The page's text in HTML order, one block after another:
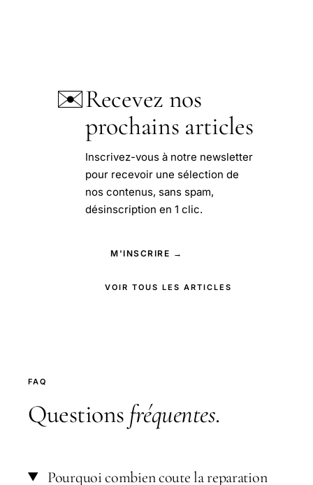
✉️Recevez nos
prochains articles
Inscrivez-vous à notre newsletter
pour recevoir une sélection de
nos contenus, sans spam,
désinscription en 1 clic.
M'INSCRIRE →
VOIR TOUS LES ARTICLES
FAQ
Questions fréquentes.
Pourquoi combien coute la reparation